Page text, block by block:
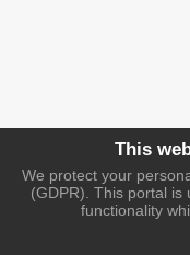
This
We protect your
(GDPR). This portal is
functionality